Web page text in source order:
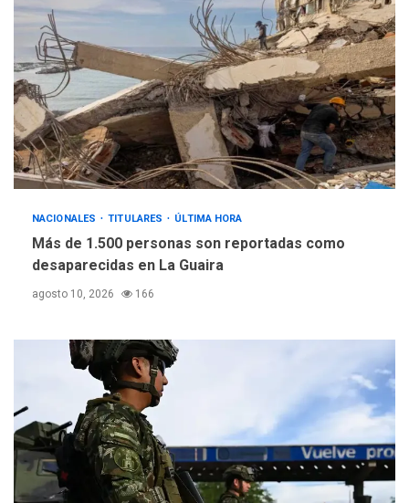
NACIONALES TITULARES ÚLTIMA HORA
Más de 1.500 personas son reportadas como
desaparecidas en La Guaira
agosto 10, 2026 166